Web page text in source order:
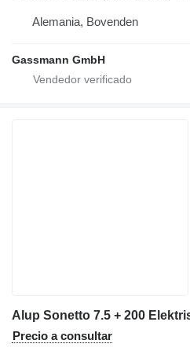
Alemania, Bovenden
Gassmann GmbH
Precio a consultar